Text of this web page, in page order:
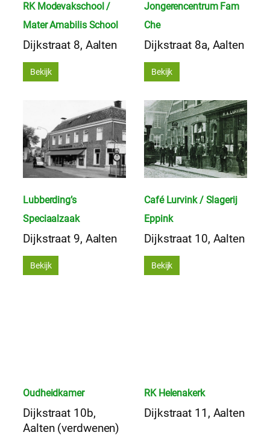
RK Modevakschool /
Mater Amabilis School
Dijkstraat 8, Aalten
Bekijk
Jongerencentrum Fam
Che
Dijkstraat 8a, Aalten
Bekijk
Lubberding’s
Speciaalzaak
Dijkstraat 9, Aalten
Bekijk
Café Lurvink / Slagerij
Eppink
Dijkstraat 10, Aalten
Bekijk
Oudheidkamer
Dijkstraat 10b,
Aalten (verdwenen)
RK Helenakerk
Dijkstraat 11, Aalten